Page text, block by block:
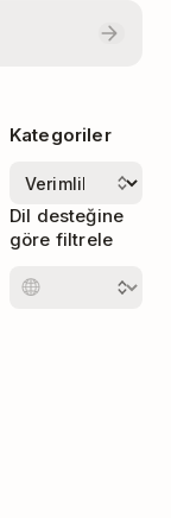
Kategoriler
Dil desteğine
göre filtrele